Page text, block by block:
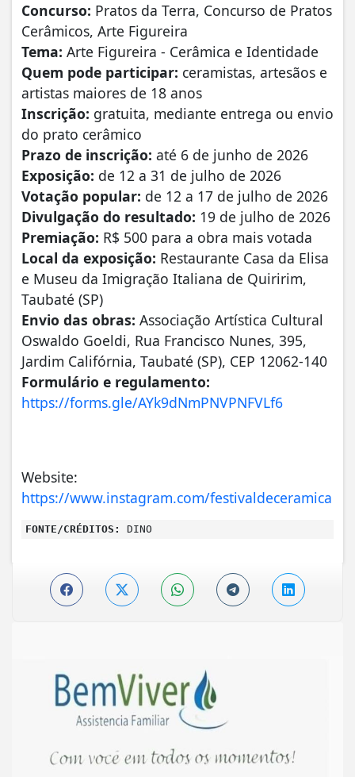
Concurso: Pratos da Terra, Concurso de Pratos
Cerâmicos, Arte Figureira
Tema: Arte Figureira - Cerâmica e Identidade
Quem pode participar: ceramistas, artesãos e
artistas maiores de 18 anos
Inscrição: gratuita, mediante entrega ou envio
do prato cerâmico
Prazo de inscrição: até 6 de junho de 2026
Exposição: de 12 a 31 de julho de 2026
Votação popular: de 12 a 17 de julho de 2026
Divulgação do resultado: 19 de julho de 2026
Premiação: R$ 500 para a obra mais votada
Local da exposição: Restaurante Casa da Elisa
e Museu da Imigração Italiana de Quiririm,
Taubaté (SP)
Envio das obras: Associação Artística Cultural
Oswaldo Goeldi, Rua Francisco Nunes, 395,
Jardim Califórnia, Taubaté (SP), CEP 12062-140
Formulário e regulamento:
https://forms.gle/AYk9dNmPNVPNFVLf6
Website:
https://www.instagram.com/festivaldeceramica
FONTE/CRÉDITOS: DINO